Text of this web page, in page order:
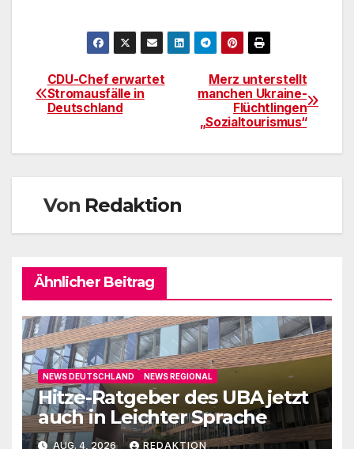
Beitragsnavigation
Merz unterstellt
manchen Ukraine-
Flüchtlingen
„Sozialtourismus“
CDU-Chef erwartet
Stromausfälle in
Deutschland
Von Redaktion
Ähnlicher Beitrag
NEWS DEUTSCHLAND NEWS REGIONAL
Hitze-Ratgeber des UBA jetzt
auch in Leichter Sprache
AUG. 4, 2026 REDAKTION